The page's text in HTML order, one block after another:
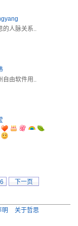
的人脉关系..
自由软件用..
6
下一页
明
关于哲思